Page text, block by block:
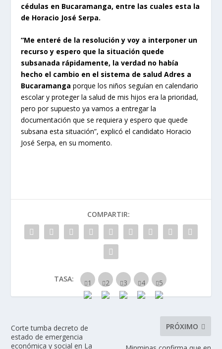
cédulas en Bucaramanga, entre las cuales esta la
de Horacio José Serpa.
“Me enteré de la resolución y voy a interponer un
recurso y espero que la situación quede
subsanada rápidamente, la verdad no había
hecho el cambio en el sistema de salud Adres a
Bucaramangaporque los niños seguían en calendario
escolar y proteger la salud de mis hijos era la prioridad,
pero por supuesto ya vamos a entregar la
documentación que se requiera y espero que quede
subsana esta situación”, explicó el candidato Horacio
José Serpa, en su momento.
COMPARTIR:
TASA:
Corte tumba decreto de
estado de emergencia
económica y social en La
PRÓXIMO